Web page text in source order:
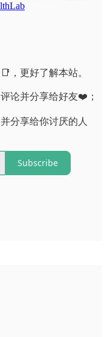
，更好了解本站。
论并分享给好友❤️；
分享给你讨厌的人
Subscribe